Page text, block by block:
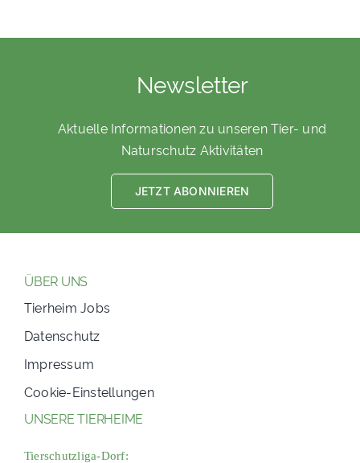
Newsletter
Aktuelle Informationen zu unseren Tier- und
Naturschutz Aktivitäten
JETZT ABONNIEREN
ÜBER UNS
Tierheim Jobs
Datenschutz
Impressum
Cookie-Einstellungen
UNSERE TIERHEIME
Tierschutzliga-Dorf: